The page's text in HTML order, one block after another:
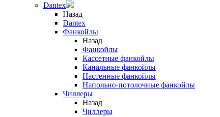
Dantex
Назад
Dantex
Фанкойлы
Назад
Фанкойлы
Кассетные фанкойлы
Канальные фанкойлы
Настенные фанкойлы
Напольно-потолочные фанкойлы
Чиллеры
Назад
Чиллеры